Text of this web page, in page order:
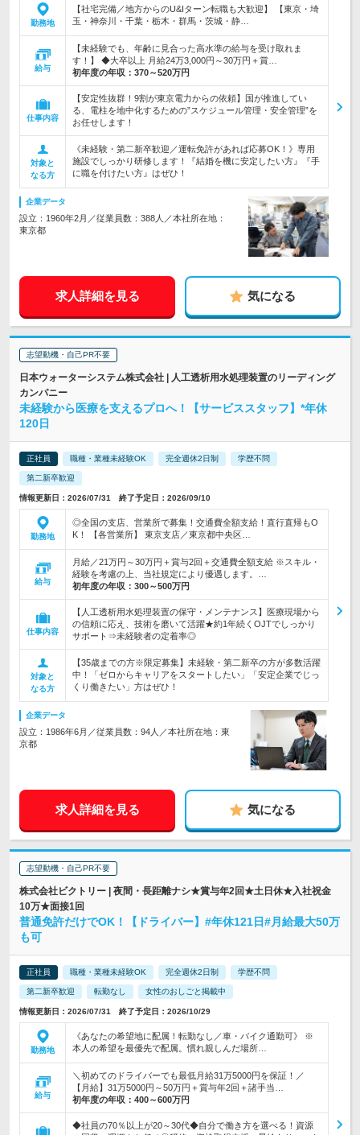
勤務地
【社宅完備／地方からのU&Iターン転職も大歓迎】 【東京・埼
玉・神奈川・千葉・栃木・群馬・茨城・静…
給与
【未経験でも、年齢に見合った高水準の給与を受け取れま
す！】 ◆大卒以上 月給24万3,000円～30万円＋賞…
初年度の年収： 370～520万円
仕事内容
【安定性抜群！9割が東京電力からの依頼】国が推進してい
る、電柱を地中化するための”スケジュール管理・安全管理”を
お任せします！
対象と
なる方
《未経験・第二新卒歓迎／運転免許があれば応募OK！》専用
施設でしっかり研修します！『結婚を機に安定したい方』『手
に職を付けたい方』はぜひ！
企業データ
設立：1960年2月／従業員数：388人／本社所在地：
東京都
求人詳細を見る 気になる
志望動機・自己PR不要
日本ウォーターシステム株式会社 | 人工透析用水処理装置のリーディング
カンパニー
未経験から医療を支えるプロへ！【サービススタッフ】*年休
120日
正社員 職種・業種未経験OK 完全週休2日制 学歴不問
第二新卒歓迎
情報更新日：2026/07/31 終了予定日：2026/09/10
勤務地
◎全国の支店、営業所で募集！交通費全額支給！直行直帰もO
K！ 【各営業所】 東京支店／東京都中央区…
給与
月給／21万円～30万円＋賞与2回＋交通費全額支給 ※スキル・
経験を考慮の上、当社規定により優遇します。…
初年度の年収： 300～500万円
仕事内容
【人工透析用水処理装置の保守・メンテナンス】医療現場から
の信頼に応え、技術を磨いて活躍★約1年続くOJTでしっかり
サポート⇒未経験者の定着率◎
対象と
なる方
【35歳までの方※限定募集】未経験・第二新卒の方が多数活躍
中！「ゼロからキャリアをスタートしたい」「安定企業でじっ
くり働きたい」方はぜひ！
企業データ
設立：1986年6月／従業員数：94人／本社所在地：東
京都
求人詳細を見る 気になる
志望動機・自己PR不要
株式会社ビクトリー | 夜間・長距離ナシ★賞与年2回★土日休★入社祝金
10万★面接1回
普通免許だけでOK！【ドライバー】#年休121日#月給最大50万
も可
正社員 職種・業種未経験OK 完全週休2日制 学歴不問
第二新卒歓迎 転勤なし 女性のおしごと掲載中
情報更新日：2026/07/31 終了予定日：2026/10/29
勤務地
《あなたの希望地に配属！転勤なし／車・バイク通勤可》 ※
本人の希望を最優先で配属。慣れ親しんだ場所…
給与
＼初めてのドライバーでも最低月給31万5000円を保証！／
【月給】31万5000円～50万円＋賞与年2回＋諸手当…
初年度の年収： 400～600万円
◆社員の70％以上が20～30代◆自分で働き方を選べる！資源